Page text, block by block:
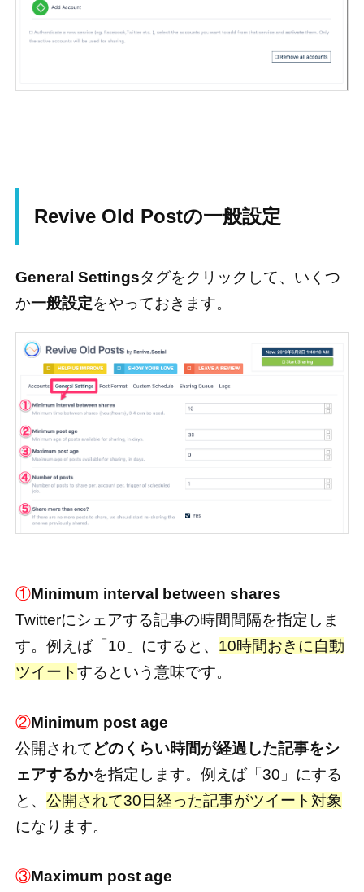
Revive Old Postの一般設定
General Settingsタグをクリックして、いくつ
か一般設定をやっておきます。
①Minimum interval between shares
Twitterにシェアする記事の時間間隔を指定しま
す。例えば「10」にすると、 10時間おきに自動
ツイートするという意味です。
②Minimum post age
公開されて どのくらい時間が経過した記事をシ
ェアするかを指定します。例えば「30」にする
と、 公開されて30日経った記事がツイート対象
になります。
③Maximum post age